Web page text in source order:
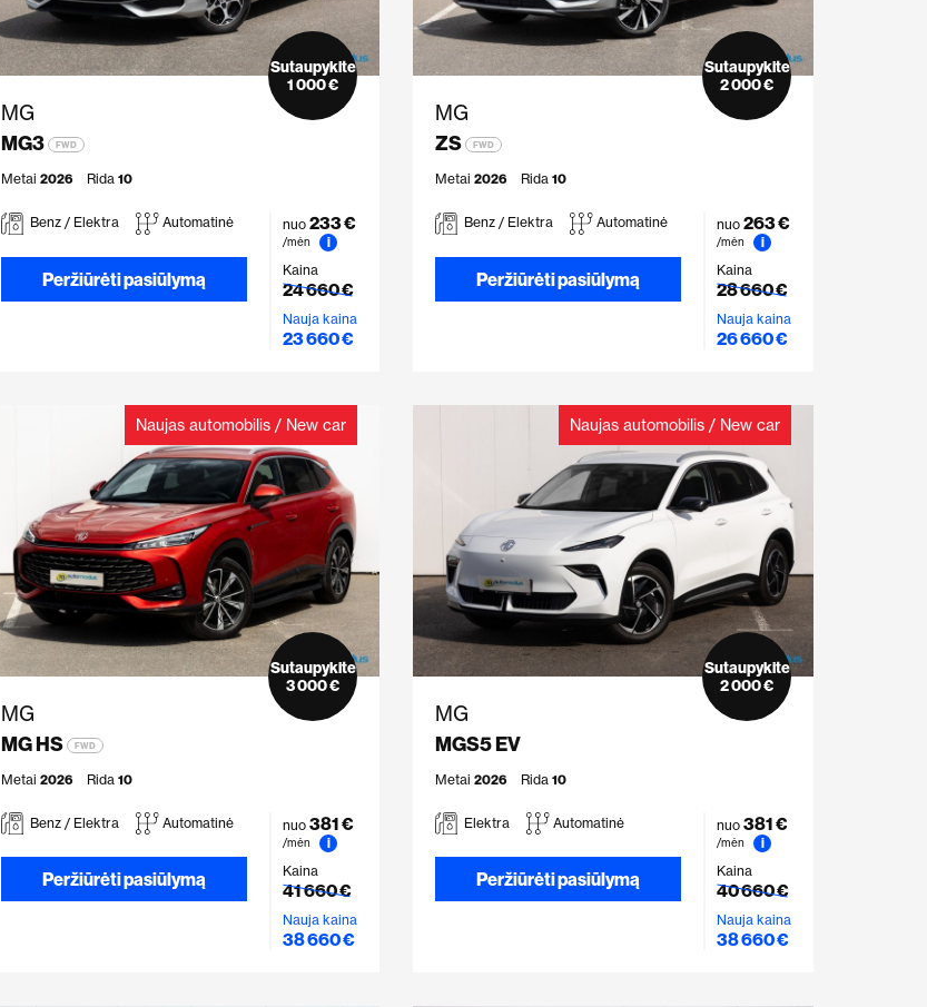
MG
MG3
FWD
Metai 2026 Rida 10
Sutaupykite
1 000 €
Benz / Elektra Automatinė
Peržiūrėti pasiūlymą
nuo 233 €
/mėn
i
Kaina
24 660 €
Nauja kaina
23 660 €
MG
ZS
FWD
Metai 2026 Rida 10
Sutaupykite
2 000 €
Benz / Elektra Automatinė
Peržiūrėti pasiūlymą
nuo 263 €
/mėn
i
Kaina
28 660 €
Nauja kaina
26 660 €
Naujas automobilis / New car
MG
MG HS
FWD
Metai 2026 Rida 10
Sutaupykite
3 000 €
Benz / Elektra Automatinė
Peržiūrėti pasiūlymą
nuo 381 €
/mėn
i
Kaina
41 660 €
Nauja kaina
38 660 €
Naujas automobilis / New car
MG
MGS5 EV
Metai 2026 Rida 10
Sutaupykite
2 000 €
Elektra Automatinė
Peržiūrėti pasiūlymą
nuo 381 €
/mėn
i
Kaina
40 660 €
Nauja kaina
38 660 €